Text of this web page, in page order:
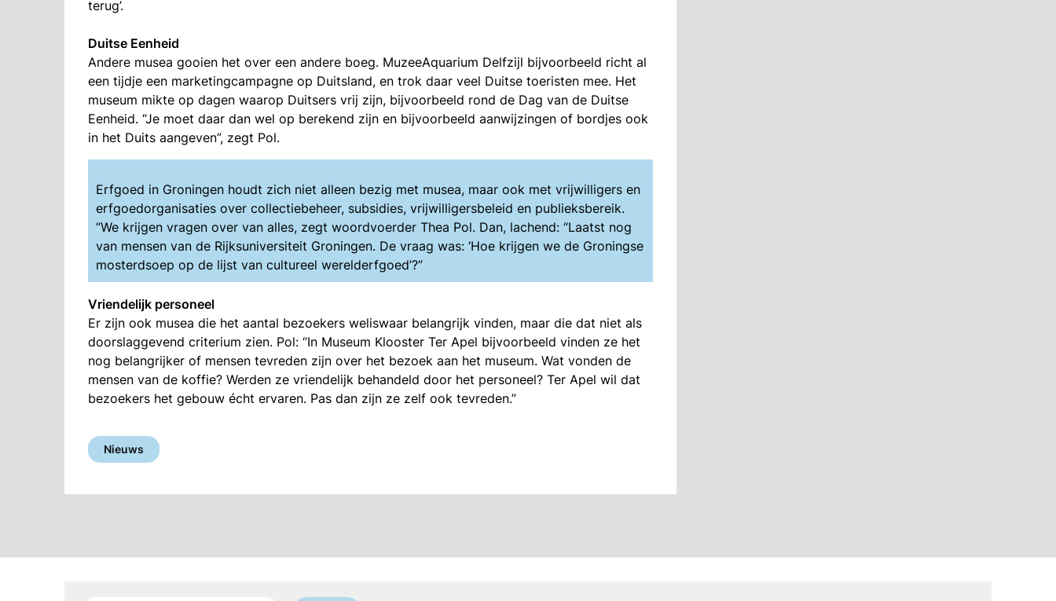
terug’.
Duitse Eenheid
Andere musea gooien het over een andere boeg. MuzeeAquarium Delfzijl bijvoorbeeld richt al
een tijdje een marketingcampagne op Duitsland, en trok daar veel Duitse toeristen mee. Het
museum mikte op dagen waarop Duitsers vrij zijn, bijvoorbeeld rond de Dag van de Duitse
Eenheid. “Je moet daar dan wel op berekend zijn en bijvoorbeeld aanwijzingen of bordjes ook
in het Duits aangeven”, zegt Pol.
Erfgoed in Groningen houdt zich niet alleen bezig met musea, maar ook met vrijwilligers en
erfgoedorganisaties over collectiebeheer, subsidies, vrijwilligersbeleid en publieksbereik.
“We krijgen vragen over van alles, zegt woordvoerder Thea Pol. Dan, lachend: “Laatst nog
van mensen van de Rijksuniversiteit Groningen. De vraag was: ‘Hoe krijgen we de Groningse
mosterdsoep op de lijst van cultureel werelderfgoed’?”
Vriendelijk personeel
Er zijn ook musea die het aantal bezoekers weliswaar belangrijk vinden, maar die dat niet als
doorslaggevend criterium zien. Pol: “In Museum Klooster Ter Apel bijvoorbeeld vinden ze het
nog belangrijker of mensen tevreden zijn over het bezoek aan het museum. Wat vonden de
mensen van de koffie? Werden ze vriendelijk behandeld door het personeel? Ter Apel wil dat
bezoekers het gebouw écht ervaren. Pas dan zijn ze zelf ook tevreden.”
Nieuws